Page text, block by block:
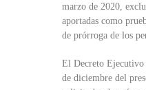
marzo de 2020,
aportadas como
de prórroga de los
El Decreto Ejecutivo
de diciembre del